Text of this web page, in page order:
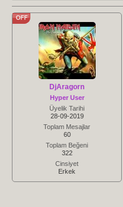
DjAragorn
Hyper User
Üyelik Tarihi
28-09-2019
Toplam Mesajlar
60
Toplam Beğeni
322
Cinsiyet
Erkek